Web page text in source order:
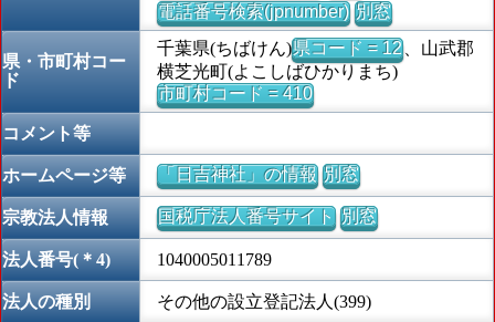
電話番号検索(jpnumber) 別窓
県・市町村コー
ド
千葉県(ちばけん)県コード = 12、山武郡
横芝光町(よこしばひかりまち)
市町村コード = 410
コメント等
ホームページ等 「日吉神社」の情報 別窓
宗教法人情報 国税庁法人番号サイト 別窓
法人番号(＊4) 1040005011789
法人の種別 その他の設立登記法人(399)